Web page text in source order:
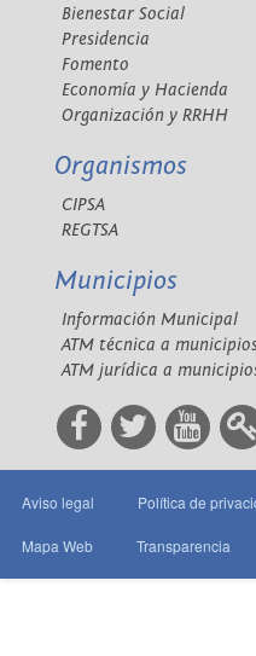
Bienestar Social
Presidencia
Fomento
Economía y Hacienda
Organización y RRHH
Organismos
CIPSA
REGTSA
Municipios
Información Municipal
ATM técnica a
ATM jurídica a
Aviso legal Política de
Mapa Web Transparencia